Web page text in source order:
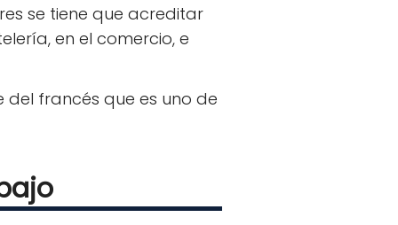
se tiene que acreditar
en el comercio, e
del francés que es uno de